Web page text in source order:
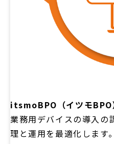
itsmoBPO（イツモBPO
業務用デバイスの導入
理と運用を最適化します。